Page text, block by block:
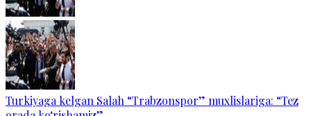
Turkiyaga kelgan Salah “Trabzonspor” muxlislariga: “Tez